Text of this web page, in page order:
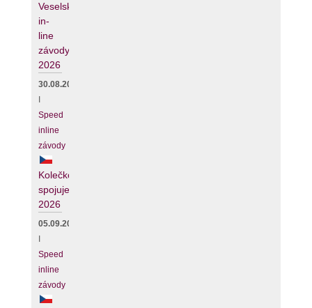
Veselské
in-
line
závody
2026
30.08.2026
Speed
inline
závody
Kolečko
spojuje
2026
05.09.2026
Speed
inline
závody